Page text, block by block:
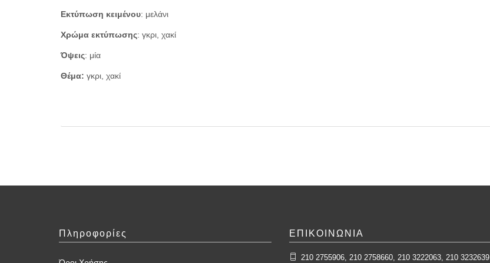
Εκτύπωση κειμένου: μελάνι
Χρώμα εκτύπωσης: γκρι, χακί
Όψεις: μία
Θέμα: γκρι, χακί
Πληροφορίες ΕΠΙΚΟΙΝΩΝΙΑ
210 2755906, 210 2758660, 210 3222063, 210 3232639